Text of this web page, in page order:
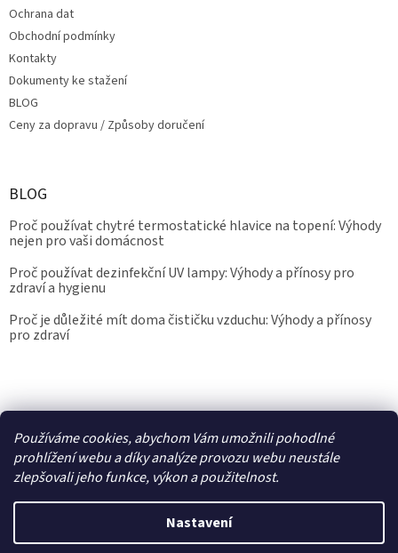
Používáme cookies, abychom Vám umožnili pohodlné
prohlížení webu a díky analýze provozu webu neustále
zlepšovali jeho funkce, výkon a použitelnost.
Nastavení
Ochrana dat
Obchodní podmínky
Kontakty
Dokumenty ke stažení
BLOG
Ceny za dopravu / Způsoby doručení
BLOG
Proč používat chytré termostatické hlavice na topení: Výhody
nejen pro vaši domácnost
Proč používat dezinfekční UV lampy: Výhody a přínosy pro
zdraví a hygienu
Proč je důležité mít doma čističku vzduchu: Výhody a přínosy
pro zdraví
Vytvořil Shoptet